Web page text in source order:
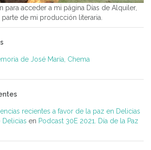
para acceder a mi página Días de Alquiler,
de mi producción literaria.
de José María, Chema
recientes a favor de la paz en Delicias
Delicias en Podcast 30E 2021. Día de la Paz